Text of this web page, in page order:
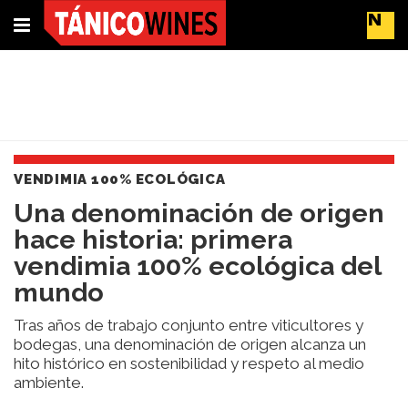
Buscar
Actualidad
Líderes
cambio
Impacto
y
Sostenibilidad
Tendencias
del
VENDIMIA 100% ECOLÓGICA
Una denominación de origen
hace historia: primera
vendimia 100% ecológica del
mundo
Tras años de trabajo conjunto entre viticultores y
bodegas, una denominación de origen alcanza un
hito histórico en sostenibilidad y respeto al medio
ambiente.